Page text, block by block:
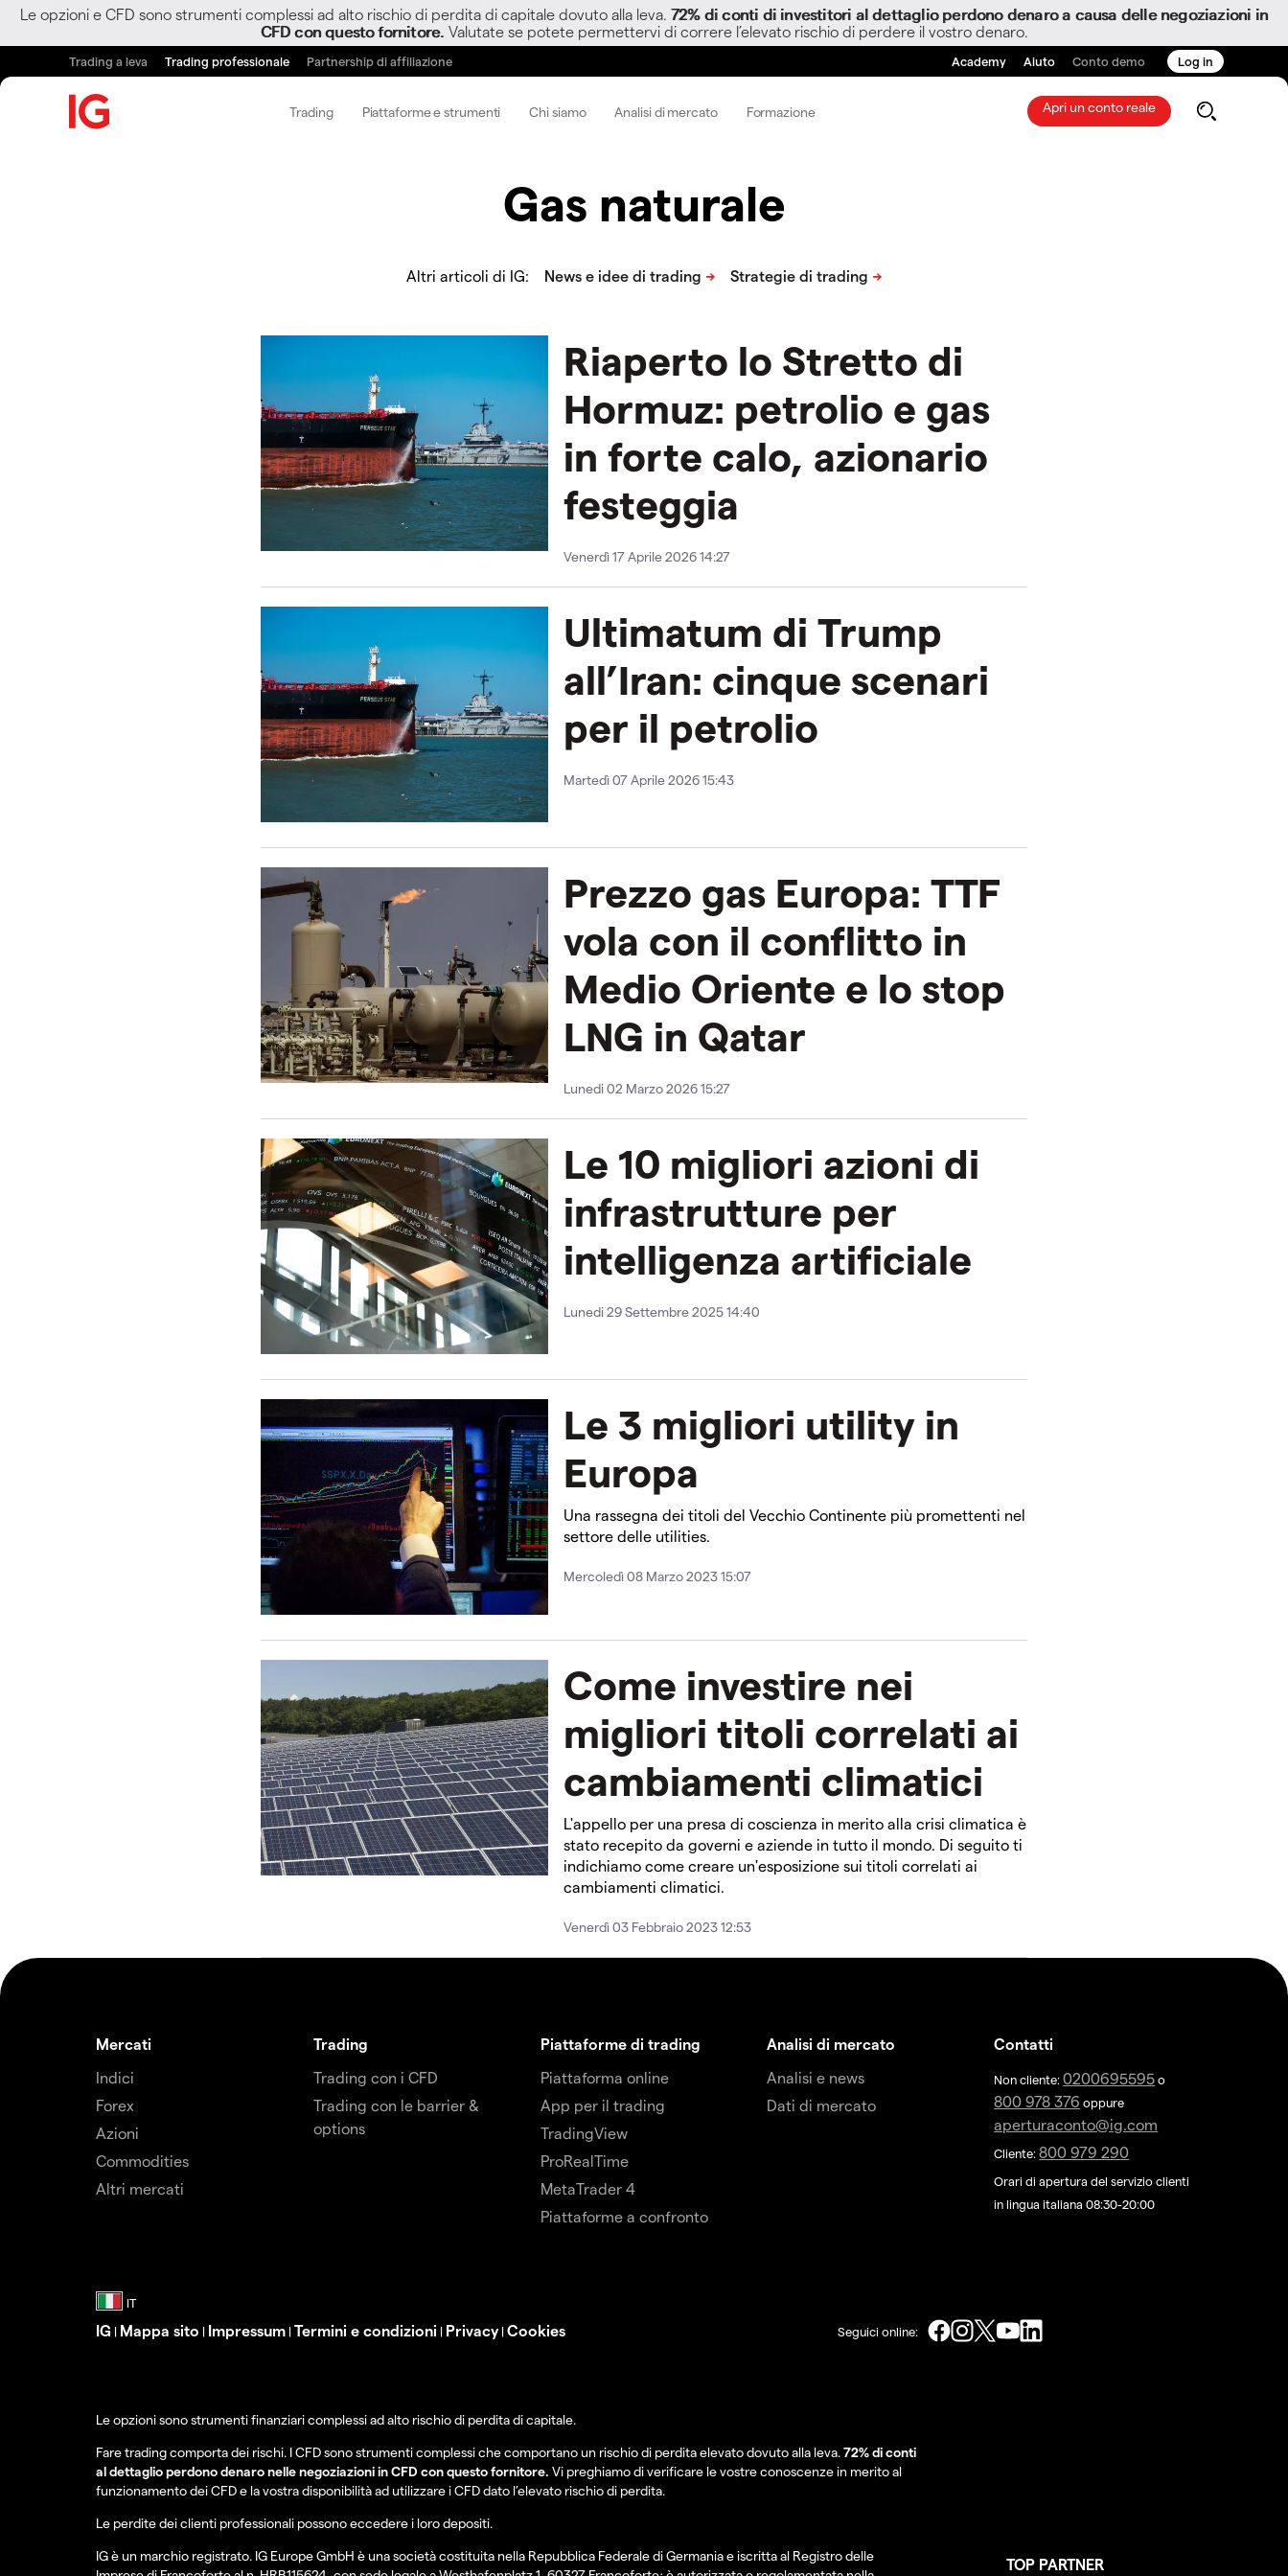
Le opzioni e CFD sono strumenti complessi ad alto rischio di perdita di capitale dovuto alla leva. 72% di conti di investitori al dettaglio perdono denaro a causa delle negoziazioni in
CFD con questo fornitore. Valutate se potete permettervi di correre l’elevato rischio di perdere il vostro denaro.
Trading a leva Trading professionale Partnership di affiliazione Academy Aiuto Conto demo Log in
Trading Piattaforme e strumenti Chi siamo Analisi di mercato Formazione Apri un conto reale
Gas naturale
Altri articoli di IG:
Riaperto lo Stretto di
Hormuz: petrolio e gas
in forte calo, azionario
festeggia
Venerdì 17 Aprile 2026 14:27
Ultimatum di Trump
all’Iran: cinque scenari
per il petrolio
Martedì 07 Aprile 2026 15:43
Prezzo gas Europa: TTF
vola con il conflitto in
Medio Oriente e lo stop
LNG in Qatar
Lunedi 02 Marzo 2026 15:27
Le 10 migliori azioni di
infrastrutture per
intelligenza artificiale
Lunedi 29 Settembre 2025 14:40
Le 3 migliori utility in
Europa
Una rassegna dei titoli del Vecchio Continente più promettenti nel
settore delle utilities.
Mercoledì 08 Marzo 2023 15:07
Come investire nei
migliori titoli correlati ai
cambiamenti climatici
L'appello per una presa di coscienza in merito alla crisi climatica è
stato recepito da governi e aziende in tutto il mondo. Di seguito ti
indichiamo come creare un'esposizione sui titoli correlati ai
cambiamenti climatici.
Venerdì 03 Febbraio 2023 12:53
Mercati
Indici
Forex
Azioni
Commodities
Altri mercati
Trading
Trading con i CFD
Trading con le barrier &
options
Piattaforme di trading
Piattaforma online
App per il trading
TradingView
ProRealTime
MetaTrader 4
Piattaforme a confronto
Analisi di mercato
Analisi e news
Dati di mercato
Contatti
Non cliente:0200695595 o
800 978 376 oppure
aperturaconto@ig.com
Cliente:800 979 290
Orari di apertura del servizio clienti
in lingua italiana 08:30-20:00
IG | Mappa sito | Impressum | Termini e condizioni | Privacy| Cookies Seguici online:
Le opzioni sono strumenti finanziari complessi ad alto rischio di perdita di capitale.
Fare trading comporta dei rischi. I CFD sono strumenti complessi che comportano un rischio di perdita elevato dovuto alla leva.72% di conti
al dettaglio perdono denaro nelle negoziazioni in CFD con questo fornitore. Vi preghiamo di verificare le vostre conoscenze in merito al
funzionamento dei CFD e la vostra disponibilità ad utilizzare i CFD dato l’elevato rischio di perdita.
Le perdite dei clienti professionali possono eccedere i loro depositi.
IG è un marchio registrato. IG Europe GmbH è una società costituita nella Repubblica Federale di Germania e iscritta al Registro delle
TOP PARTNER